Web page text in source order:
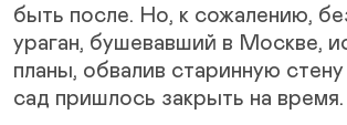
быть после. Но, к сожалению,
ураган, бушевавший в Москве,
планы, обвалив старинную
сад пришлось закрыть на время.